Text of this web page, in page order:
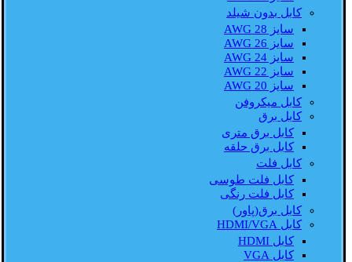
کابل بدون شیلد
سایز AWG 28
سایز AWG 26
سایز AWG 24
سایز AWG 22
سایز AWG 20
کابل میکروفن
کابل برق
کابل برق متری
کابل برق حلقه
کابل فلت
کابل فلت طوسی
کابل فلت رنگی
کابل برق(پاور)
کابل HDMI/VGA
کابل HDMI
کابل VGA